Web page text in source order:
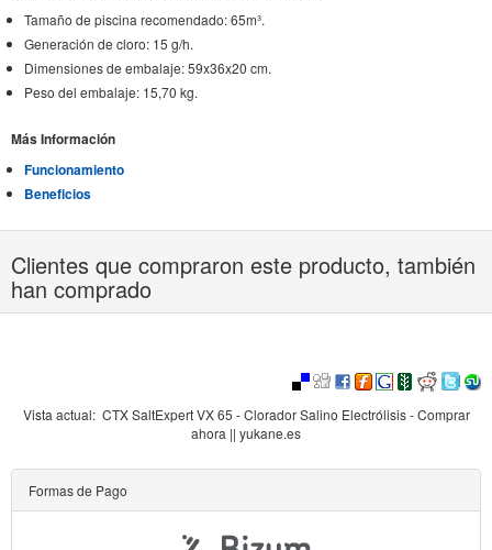
Tamaño de piscina recomendado: 65m³.
Generación de cloro: 15 g/h.
Dimensiones de embalaje: 59x36x20 cm.
Peso del embalaje: 15,70 kg.
Más Información
Funcionamiento
Beneficios
Clientes que compraron este producto, también
han comprado
Vista actual: CTX SaltExpert VX 65 - Clorador Salino Electrólisis - Comprar
ahora || yukane.es
Formas de Pago